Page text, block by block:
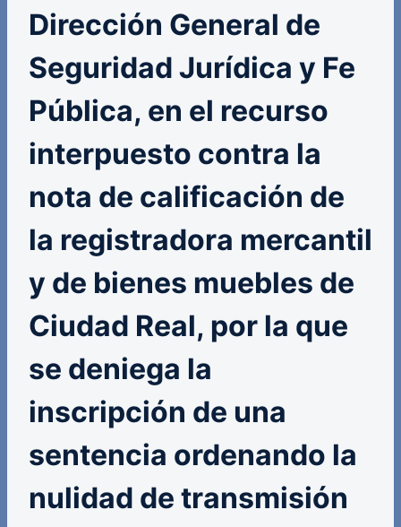
Dirección General de
Seguridad Jurídica y Fe
Pública, en el recurso
interpuesto contra la
nota de calificación de
la registradora mercantil
y de bienes muebles de
Ciudad Real, por la que
se deniega la
inscripción de una
sentencia ordenando la
nulidad de transmisión